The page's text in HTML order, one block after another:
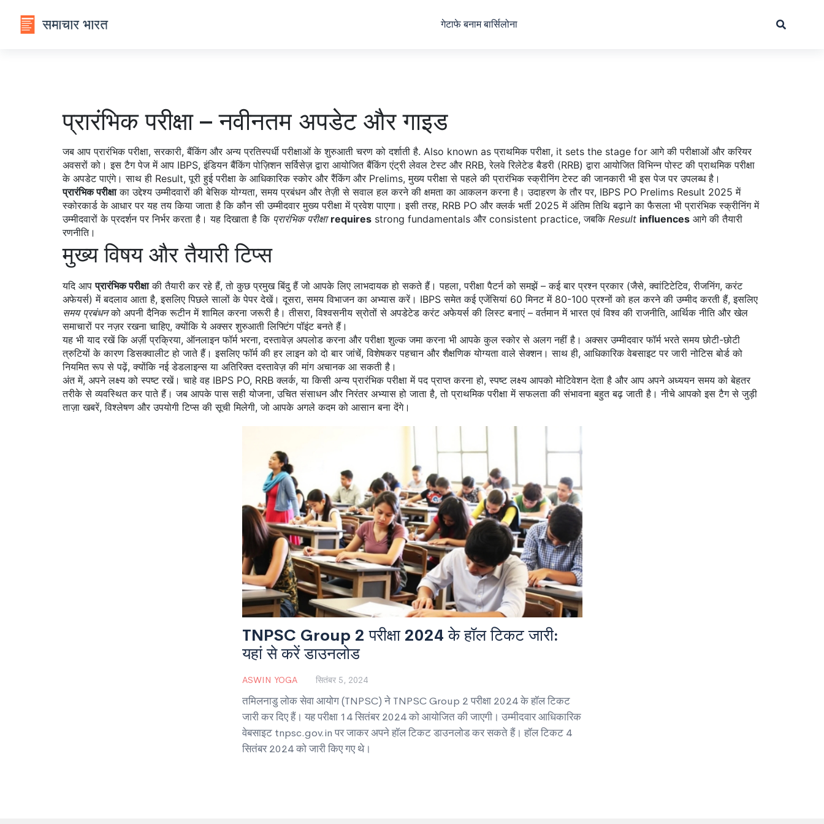
गेटाफे बनाम बार्सिलोना
प्रारंभिक परीक्षा – नवीनतम अपडेट और गाइड
जब आपप्रारंभिक परीक्षा,सरकारी, बैंकिंग और अन्य प्रतिस्पर्धी परीक्षाओं के शुरुआती चरण को दर्शाती है. Also known asप्राथमिक परीक्षा, it sets the stage for आगे की परीक्षाओं और करियर
अवसरों को। इस टैग पेज में आप IBPS,इंडियन बैंकिंग पोज़िशन सर्विसेज़ द्वारा आयोजित बैंकिंग एंट्री लेवल टेस्टऔर RRB,रेलवे रिलेटेड बैडरी (RRB) द्वारा आयोजित विभिन्न पोस्ट की प्राथमिक परीक्षा
के अपडेट पाएंगे। साथ ही Result,पूरी हुई परीक्षा के आधिकारिक स्कोर और रैंकिंगऔर Prelims,मुख्य परीक्षा से पहले की प्रारंभिक स्क्रीनिंग टेस्टकी जानकारी भी इस पेज पर उपलब्ध है।
प्रारंभिक परीक्षाका उद्देश्य उम्मीदवारों की बेसिक योग्यता, समय प्रबंधन और तेज़ी से सवाल हल करने की क्षमता का आकलन करना है। उदाहरण के तौर पर, IBPS PO Prelims Result 2025 में
स्कोरकार्ड के आधार पर यह तय किया जाता है कि कौन सी उम्मीदवार मुख्य परीक्षा में प्रवेश पाएगा। इसी तरह, RRB PO और क्लर्क भर्ती 2025 में अंतिम तिथि बढ़ाने का फैसला भी प्रारंभिक स्क्रीनिंग में
उम्मीदवारों के प्रदर्शन पर निर्भर करता है। यह दिखाता है कि प्रारंभिक परीक्षा requires strong fundamentals और consistent practice, जबकि Result influences आगे की तैयारी
रणनीति।
मुख्य विषय और तैयारी टिप्स
यदि आपप्रारंभिक परीक्षाकी तैयारी कर रहे हैं, तो कुछ प्रमुख बिंदु हैं जो आपके लिए लाभदायक हो सकते हैं। पहला, परीक्षा पैटर्न को समझें – कई बार प्रश्न प्रकार (जैसे, क्वांटिटेटिव, रीजनिंग, करंट
अफेयर्स) में बदलाव आता है, इसलिए पिछले सालों के पेपर देखें। दूसरा, समय विभाजन का अभ्यास करें। IBPS समेत कई एजेंसियां 60 मिनट में 80-100 प्रश्नों को हल करने की उम्मीद करती हैं, इसलिए
समय प्रबंधनको अपनी दैनिक रूटीन में शामिल करना जरूरी है। तीसरा, विश्वसनीय स्रोतों से अपडेटेड करंट अफेयर्स की लिस्ट बनाएं – वर्तमान में भारत एवं विश्व की राजनीति, आर्थिक नीति और खेल
समाचारों पर नज़र रखना चाहिए, क्योंकि ये अक्सर शुरुआती लिफ्टिंग पॉइंट बनते हैं।
यह भी याद रखें कि अर्ज़ी प्रक्रिया, ऑनलाइन फॉर्म भरना, दस्तावेज़ अपलोड करना और परीक्षा शुल्क जमा करना भी आपके कुल स्कोर से अलग नहीं है। अक्सर उम्मीदवार फॉर्म भरते समय छोटी-छोटी
त्रुटियों के कारण डिसक्वालीट हो जाते हैं। इसलिए फॉर्म की हर लाइन को दो बार जांचें, विशेषकर पहचान और शैक्षणिक योग्यता वाले सेक्शन। साथ ही, आधिकारिक वेबसाइट पर जारी नोटिस बोर्ड को
नियमित रूप से पढ़ें, क्योंकि नई डेडलाइन्स या अतिरिक्त दस्तावेज़ की मांग अचानक आ सकती है।
अंत में, अपने लक्ष्य को स्पष्ट रखें। चाहे वह IBPS PO, RRB क्लर्क, या किसी अन्य प्रारंभिक परीक्षा में पद प्राप्त करना हो, स्पष्ट लक्ष्य आपको मोटिवेशन देता है और आप अपने अध्ययन समय को बेहतर
तरीके से व्यवस्थित कर पाते हैं। जब आपके पास सही योजना, उचित संसाधन और निरंतर अभ्यास हो जाता है, तो प्राथमिक परीक्षा में सफलता की संभावना बहुत बढ़ जाती है। नीचे आपको इस टैग से जुड़ी
ताज़ा खबरें, विश्लेषण और उपयोगी टिप्स की सूची मिलेगी, जो आपके अगले कदम को आसान बना देंगे।
TNPSC Group 2 परीक्षा 2024 के हॉल टिकट जारी:
यहां से करें डाउनलोड
ASWIN YOGA सितंबर 5, 2024
तमिलनाडु लोक सेवा आयोग (TNPSC) ने TNPSC Group 2 परीक्षा 2024 के हॉल टिकट
जारी कर दिए हैं। यह परीक्षा 14 सितंबर 2024 को आयोजित की जाएगी। उम्मीदवार आधिकारिक
वेबसाइट tnpsc.gov.in पर जाकर अपने हॉल टिकट डाउनलोड कर सकते हैं। हॉल टिकट 4
सितंबर 2024 को जारी किए गए थे।